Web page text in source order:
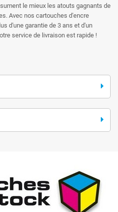
le mieux les atouts gagnants de
Avec nos cartouches d'encre
d'une garantie de 3 ans et d'un
service de livraison est rapide !